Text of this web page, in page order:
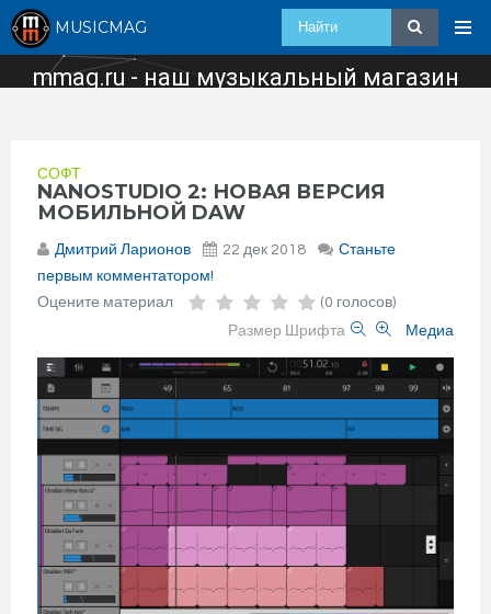
MUSICMAG
mmag.ru - наш музыкальный магазин
СОФТ
NANOSTUDIO 2: НОВАЯ ВЕРСИЯ
МОБИЛЬНОЙ DAW
Дмитрий Ларионов 22 дек 2018
Станьте
первым комментатором!
Оцените материал
(0 голосов)
Размер Шрифта
Медиа